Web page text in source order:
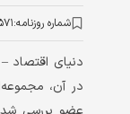
شماره روزنامه:
دنیای‌ اقتصاد
در آن،